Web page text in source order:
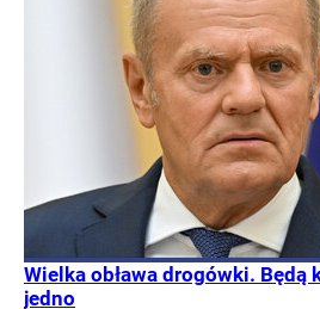
Wielka obława drogówki.
jedno